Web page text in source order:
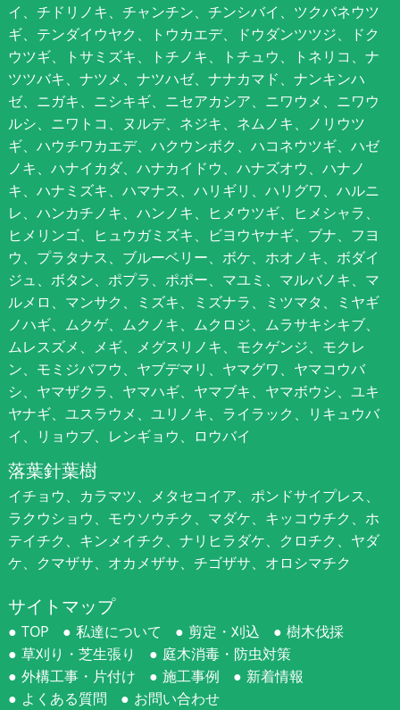
イ、チドリノキ、チャンチン、チンシバイ、ツクバネウツ
ギ、テンダイウヤク、トウカエデ、ドウダンツツジ、ドク
ウツギ、トサミズキ、トチノキ、トチュウ、トネリコ、ナ
ツツバキ、ナツメ、ナツハゼ、ナナカマド、ナンキンハ
ゼ、ニガキ、ニシキギ、ニセアカシア、ニワウメ、ニワウ
ルシ、ニワトコ、ヌルデ、ネジキ、ネムノキ、ノリウツ
ギ、ハウチワカエデ、ハクウンボク、ハコネウツギ、ハゼ
ノキ、ハナイカダ、ハナカイドウ、ハナズオウ、ハナノ
キ、ハナミズキ、ハマナス、ハリギリ、ハリグワ、ハルニ
レ、ハンカチノキ、ハンノキ、ヒメウツギ、ヒメシャラ、
ヒメリンゴ、ヒュウガミズキ、ビヨウヤナギ、ブナ、フヨ
ウ、プラタナス、ブルーベリー、ボケ、ホオノキ、ボダイ
ジュ、ボタン、ポプラ、ポポー、マユミ、マルバノキ、マ
ルメロ、マンサク、ミズキ、ミズナラ、ミツマタ、ミヤギ
ノハギ、ムクゲ、ムクノキ、ムクロジ、ムラサキシキブ、
ムレスズメ、メギ、メグスリノキ、モクゲンジ、モクレ
ン、モミジバフウ、ヤブデマリ、ヤマグワ、ヤマコウバ
シ、ヤマザクラ、ヤマハギ、ヤマブキ、ヤマボウシ、ユキ
ヤナギ、ユスラウメ、ユリノキ、ライラック、リキュウバ
イ、リョウブ、レンギョウ、ロウバイ
落葉針葉樹
イチョウ、カラマツ、メタセコイア、ポンドサイプレス、
ラクウショウ、モウソウチク、マダケ、キッコウチク、ホ
テイチク、キンメイチク、ナリヒラダケ、クロチク、ヤダ
ケ、クマザサ、オカメザサ、チゴザサ、オロシマチク
サイトマップ
TOP 私達について 剪定・刈込
樹木伐採
草刈り・芝生張り
庭木消毒・防虫対策
外構工事・片付け
施工事例
新着情報
よくある質問
お問い合わせ